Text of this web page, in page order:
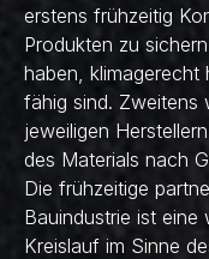
erstens frühzeitig
Produkten zu
haben, klimagerecht
fähig sind. Zweitens
jeweiligen
des Materials nach
Die frühzeitige
Bauindustrie ist eine
Kreislauf im Sinne